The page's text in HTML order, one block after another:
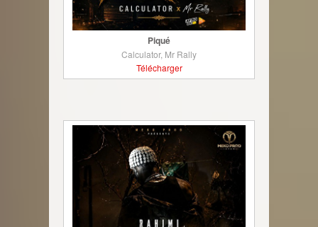
Piqué
Calculator, Mr Rally
Télécharger